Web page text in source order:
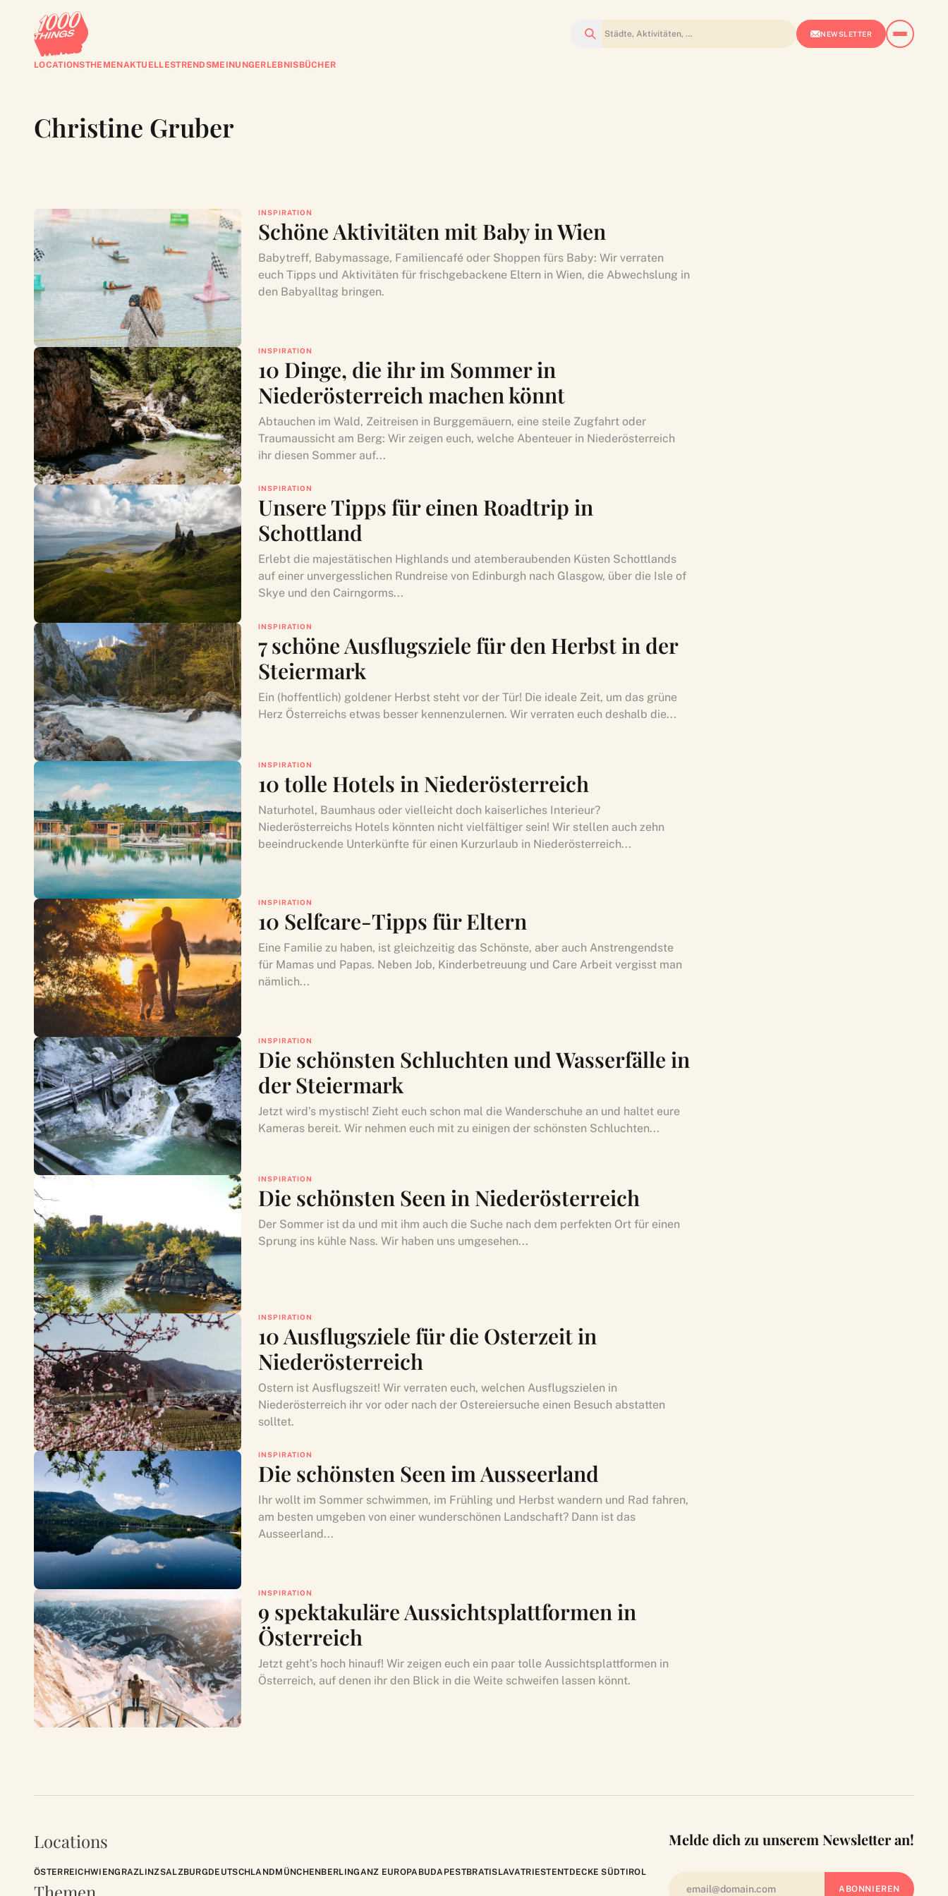
Suchen NEWSLETTER
LOCATIONSTHEMENAKTUELLESTRENDSMEINUNGERLEBNISBÜCHER
Christine Gruber
INSPIRATION
Schöne Aktivitäten mit Baby in Wien
Babytreff, Babymassage, Familiencafé oder Shoppen fürs Baby: Wir verraten
euch Tipps und Aktivitäten für frischgebackene Eltern in Wien, die Abwechslung in
den Babyalltag bringen.
INSPIRATION
10 Dinge, die ihr im Sommer in
Niederösterreich machen könnt
Abtauchen im Wald, Zeitreisen in Burggemäuern, eine steile Zugfahrt oder
Traumaussicht am Berg: Wir zeigen euch, welche Abenteuer in Niederösterreich
ihr diesen Sommer auf...
INSPIRATION
Unsere Tipps für einen Roadtrip in
Schottland
Erlebt die majestätischen Highlands und atemberaubenden Küsten Schottlands
auf einer unvergesslichen Rundreise von Edinburgh nach Glasgow, über die Isle of
Skye und den Cairngorms...
INSPIRATION
7 schöne Ausflugsziele für den Herbst in der
Steiermark
Ein (hoffentlich) goldener Herbst steht vor der Tür! Die ideale Zeit, um das grüne
Herz Österreichs etwas besser kennenzulernen. Wir verraten euch deshalb die...
INSPIRATION
10 tolle Hotels in Niederösterreich
Naturhotel, Baumhaus oder vielleicht doch kaiserliches Interieur?
Niederösterreichs Hotels könnten nicht vielfältiger sein! Wir stellen auch zehn
beeindruckende Unterkünfte für einen Kurzurlaub in Niederösterreich...
INSPIRATION
10 Selfcare-Tipps für Eltern
Eine Familie zu haben, ist gleichzeitig das Schönste, aber auch Anstrengendste
für Mamas und Papas. Neben Job, Kinderbetreuung und Care Arbeit vergisst man
nämlich...
INSPIRATION
Die schönsten Schluchten und Wasserfälle in
der Steiermark
Jetzt wird’s mystisch! Zieht euch schon mal die Wanderschuhe an und haltet eure
Kameras bereit. Wir nehmen euch mit zu einigen der schönsten Schluchten...
INSPIRATION
Die schönsten Seen in Niederösterreich
Der Sommer ist da und mit ihm auch die Suche nach dem perfekten Ort für einen
Sprung ins kühle Nass. Wir haben uns umgesehen...
INSPIRATION
10 Ausflugsziele für die Osterzeit in
Niederösterreich
Ostern ist Ausflugszeit! Wir verraten euch, welchen Ausflugszielen in
Niederösterreich ihr vor oder nach der Ostereiersuche einen Besuch abstatten
solltet.
INSPIRATION
Die schönsten Seen im Ausseerland
Ihr wollt im Sommer schwimmen, im Frühling und Herbst wandern und Rad fahren,
am besten umgeben von einer wunderschönen Landschaft? Dann ist das
Ausseerland...
INSPIRATION
9 spektakuläre Aussichtsplattformen in
Österreich
Jetzt geht’s hoch hinauf! Wir zeigen euch ein paar tolle Aussichtsplattformen in
Österreich, auf denen ihr den Blick in die Weite schweifen lassen könnt.
Locations
ÖSTERREICHWIENGRAZLINZSALZBURGDEUTSCHLANDMÜNCHENBERLINGANZ EUROPA BUDAPESTBRATISLAVATRIESTENTDECKE SÜDTIROL
Themen
Melde dich zu unserem Newsletter an!